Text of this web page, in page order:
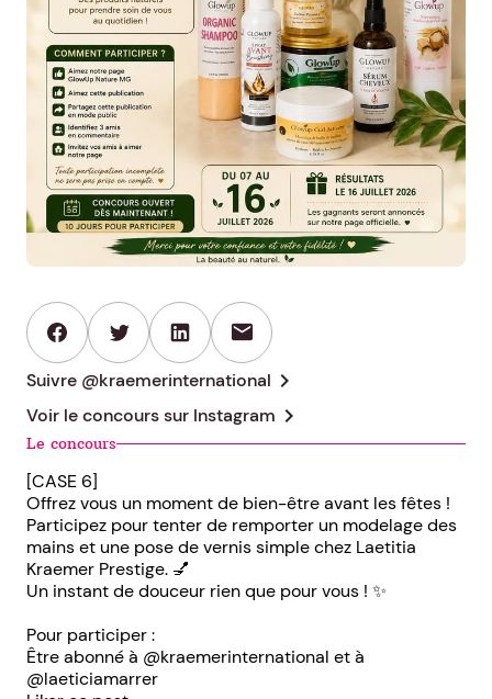
mail
Suivre @kraemerinternational chevron_right
Voir le concours sur Instagram chevron_right
Le concours
[CASE 6]
Offrez vous un moment de bien-être avant les fêtes !
Participez pour tenter de remporter un modelage des
mains et une pose de vernis simple chez Laetitia
Kraemer Prestige. 💅
Un instant de douceur rien que pour vous ! ✨
Pour participer :
Être abonné à @kraemerinternational et à
@laeticiamarrer